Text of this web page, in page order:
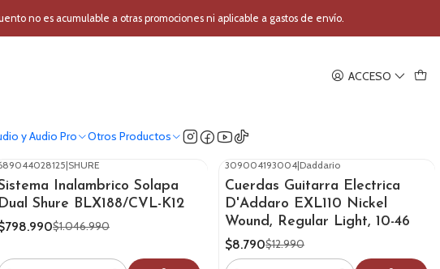
ACCESO
y Audio Pro Otros Productos
no es acumulable a otras promociones ni aplicable a gastos de envío.
|SHURE
Inalambrico Solapa
Dual Shure BLX188/CVL-K12
$1.046.990
309004193004|Daddario
Cuerdas Guitarra Electrica
D'Addaro EXL110 Nickel
Wound, Regular Light, 10-46
$8.790$12.990